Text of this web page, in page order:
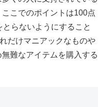
こでのポイントは100点
らないようにすること
だけマニアックなものや
難なアイテムを購入する